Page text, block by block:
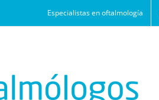
Especialistas en oftalmología